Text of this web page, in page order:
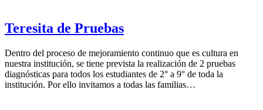
Teresita de Pruebas
Dentro del proceso de mejoramiento continuo que es cultura en
nuestra institución, se tiene prevista la realización de 2 pruebas
diagnósticas para todos los estudiantes de 2° a 9° de toda la
institución. Por ello invitamos a todas las familias…